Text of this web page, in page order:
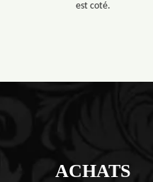
est coté.
ACHATS